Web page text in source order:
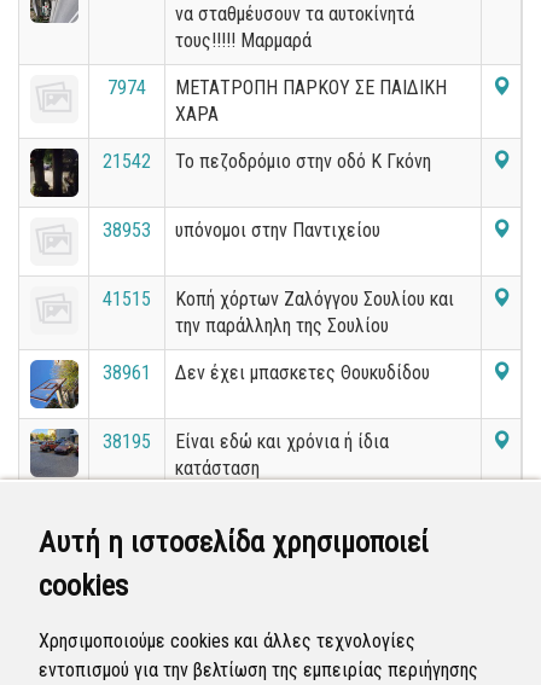
Αυτή η ιστοσελίδα χρησιμοποιεί
cookies
Χρησιμοποιούμε cookies και άλλες τεχνολογίες
εντοπισμού για την βελτίωση της εμπειρίας περιήγησης
να σταθμέυσουν τα αυτοκίνητά
τους!!!!! Μαρμαρά
7974
ΜΕΤΑΤΡΟΠΗ ΠΑΡΚΟΥ ΣΕ ΠΑΙΔΙΚΗ
ΧΑΡΑ
21542 Το πεζοδρόμιο στην οδό Κ Γκόνη
38953 υπόνομοι στην Παντιχείου
41515
Κοπή χόρτων Ζαλόγγου Σουλίου και
την παράλληλη της Σουλίου
38961 Δεν έχει μπασκετες Θουκυδίδου
38195
Είναι εδώ και χρόνια ή ίδια
κατάσταση
26196
42841
ΕΓΚΑΤΑΛΕΛΕΙΜΜΕΝΟ ΟΧΗΜΑ